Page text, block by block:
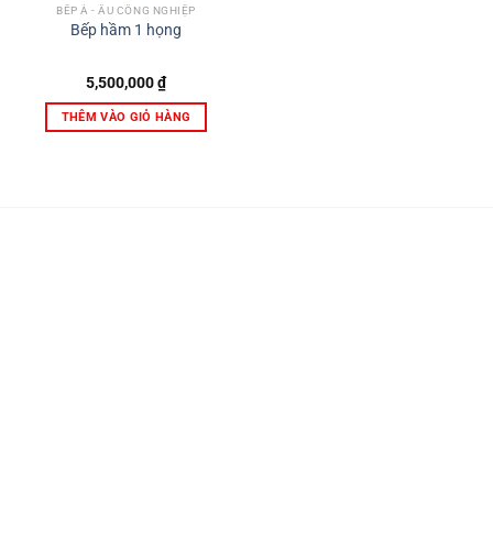
BẾP Á - ÂU CÔNG NGHIỆP
Bếp hầm 1 họng
5,500,000₫
THÊM VÀO GIỎ HÀNG